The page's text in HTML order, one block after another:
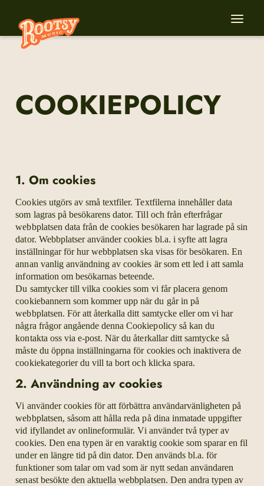
COOKIE­POLICY
1. Om cookies
Cookies utgörs av små textfiler. Textfilerna innehåller data
som lagras på besökarens dator. Till och från efterfrågar
webbplatsen data från de cookies besökaren har lagrade på sin
dator. Webbplatser använder cookies bl.a. i syfte att lagra
inställningar för hur webbplatsen ska visas för besökaren. En
annan vanlig användning av cookies är som ett led i att samla
information om besökarnas beteende.
Du samtycker till vilka cookies som vi får placera genom
cookiebannern som kommer upp när du går in på
webbplatsen. För att återkalla ditt samtycke eller om vi har
några frågor angående denna Cookiepolicy så kan du
kontakta oss via e-post. När du återkallar ditt samtycke så
måste du öppna inställningarna för cookies och inaktivera de
cookiekategorier du vill ta bort och klicka spara.
2. Användning av cookies
Vi använder cookies för att förbättra användarvänligheten på
webbplatsen, såsom att hålla reda på dina inmatade uppgifter
vid ifyllandet av onlineformulär. Vi använder två typer av
cookies. Den ena typen är en varaktig cookie som sparar en fil
under en längre tid på din dator. Den används bl.a. för
funktioner som talar om vad som är nytt sedan användaren
senast besökte den aktuella webbplatsen. Den andra typen av